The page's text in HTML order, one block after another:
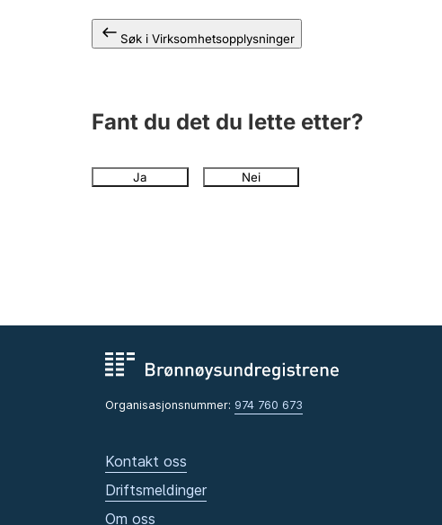
Søk i Virksomhetsopplysninger
Fant du det du lette etter?
Ja Nei
Organisasjonsnummer: 974 760 673
Kontakt oss
Driftsmeldinger
Om oss